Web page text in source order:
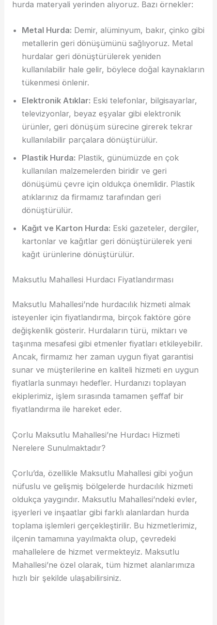
hurda materyali yerinden alıyoruz. Bazı örnekler:
Metal Hurda: Demir, alüminyum, bakır, çinko gibi
metallerin geri dönüşümünü sağlıyoruz. Metal
hurdalar geri dönüştürülerek yeniden
kullanılabilir hale gelir, böylece doğal kaynakların
tükenmesi önlenir.
Elektronik Atıklar: Eski telefonlar, bilgisayarlar,
televizyonlar, beyaz eşyalar gibi elektronik
ürünler, geri dönüşüm sürecine girerek tekrar
kullanılabilir parçalara dönüştürülür.
Plastik Hurda: Plastik, günümüzde en çok
kullanılan malzemelerden biridir ve geri
dönüşümü çevre için oldukça önemlidir. Plastik
atıklarınız da firmamız tarafından geri
dönüştürülür.
Kağıt ve Karton Hurda: Eski gazeteler, dergiler,
kartonlar ve kağıtlar geri dönüştürülerek yeni
kağıt ürünlerine dönüştürülür.
Maksutlu Mahallesi Hurdacı Fiyatlandırması
Maksutlu Mahallesi’nde hurdacılık hizmeti almak
isteyenler için fiyatlandırma, birçok faktöre göre
değişkenlik gösterir. Hurdaların türü, miktarı ve
taşınma mesafesi gibi etmenler fiyatları etkileyebilir.
Ancak, firmamız her zaman uygun fiyat garantisi
sunar ve müşterilerine en kaliteli hizmeti en uygun
fiyatlarla sunmayı hedefler. Hurdanızı toplayan
ekiplerimiz, işlem sırasında tamamen şeffaf bir
fiyatlandırma ile hareket eder.
Çorlu Maksutlu Mahallesi’ne Hurdacı Hizmeti
Nerelere Sunulmaktadır?
Çorlu’da, özellikle Maksutlu Mahallesi gibi yoğun
nüfuslu ve gelişmiş bölgelerde hurdacılık hizmeti
oldukça yaygındır. Maksutlu Mahallesi’ndeki evler,
işyerleri ve inşaatlar gibi farklı alanlardan hurda
toplama işlemleri gerçekleştirilir. Bu hizmetlerimiz,
ilçenin tamamına yayılmakta olup, çevredeki
mahallelere de hizmet vermekteyiz. Maksutlu
Mahallesi’ne özel olarak, tüm hizmet alanlarımıza
hızlı bir şekilde ulaşabilirsiniz.